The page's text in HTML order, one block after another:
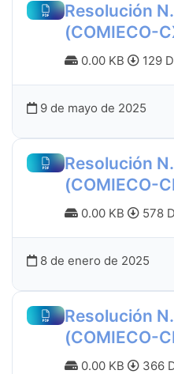
Resolución
(COMIECO-
0.00 KB 129
9 de mayo de 2025
Resolución
(COMIECO-
0.00 KB 578
8 de enero de 2025
Resolución
(COMIECO-
0.00 KB 366